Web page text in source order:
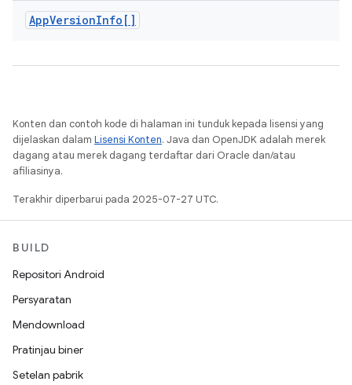
AppVersionInfo[]
Konten dan contoh kode di halaman ini tunduk kepada lisensi yang
dijelaskan dalam Lisensi Konten. Java dan OpenJDK adalah merek
dagang atau merek dagang terdaftar dari Oracle dan/atau
afiliasinya.
Terakhir diperbarui pada 2025-07-27 UTC.
BUILD
Repositori Android
Persyaratan
Mendownload
Pratinjau biner
Setelan pabrik